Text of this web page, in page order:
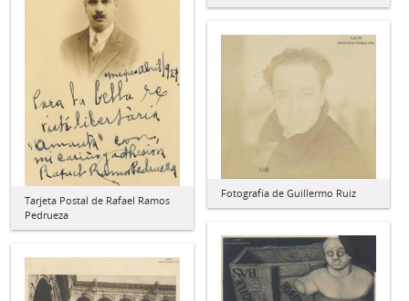
Tarjeta Postal de Rafael Ramos
Pedrueza
Fotografía de Guillermo Ruiz